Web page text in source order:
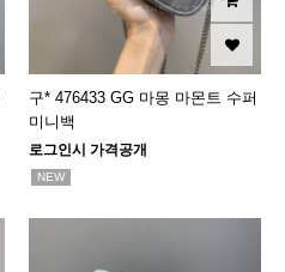
구* 476433 GG 마몽 마몬트 수퍼
미니백
로그인시 가격공개
NEW